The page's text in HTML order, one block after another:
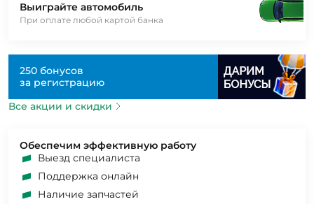
Выиграйте автомобиль
При оплате любой картой банка
250 бонусов
за регистрацию
Все акции и скидки
Обеспечим эффективную работу
Выезд специалиста
Поддержка онлайн
Наличие запчастей